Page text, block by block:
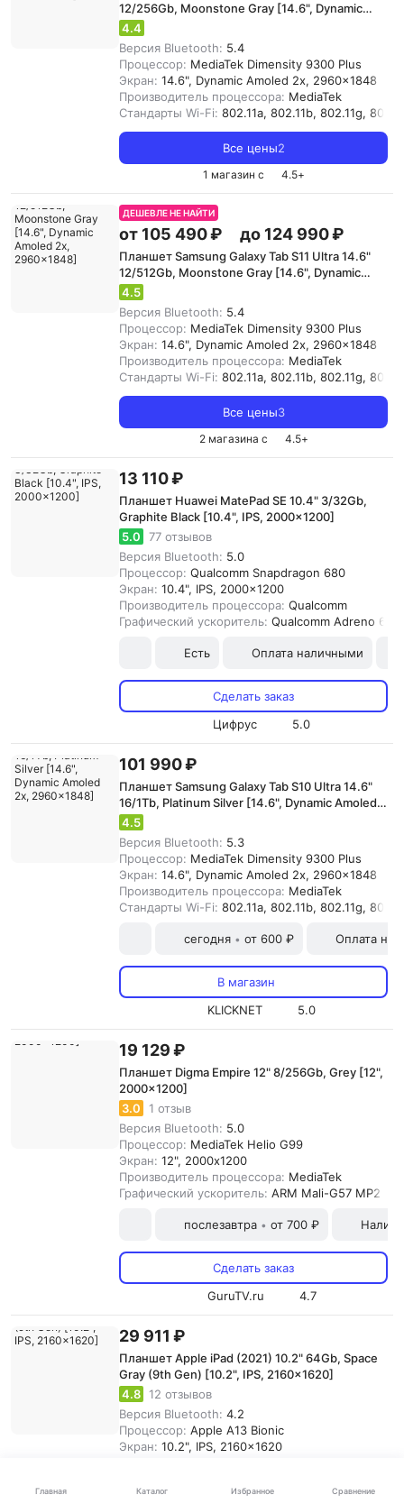
Главная Каталог Избранное Сравнение
12/256Gb, Moonstone Gray [14.6", Dynamic
Amoled 2x, 2960x1848]
4.4
Версия Bluetooth: 5.4
Процессор: MediaTek Dimensity 9300 Plus
Экран: 14.6", Dynamic Amoled 2x, 2960x1848
Производитель процессора: MediaTek
Стандарты Wi-Fi: 802.11a, 802.11b, 802.11g,
Все цены2
1 магазин с 4.5+
ДЕШЕВЛЕ НЕ НАЙТИ
от 105 490 ₽ до 124 990 ₽
Планшет Samsung Galaxy Tab S11 Ultra 14.6"
12/512Gb, Moonstone Gray [14.6", Dynamic
Amoled 2x, 2960x1848]
4.5
Версия Bluetooth: 5.4
Процессор: MediaTek Dimensity 9300 Plus
Экран: 14.6", Dynamic Amoled 2x, 2960x1848
Производитель процессора: MediaTek
Стандарты Wi-Fi: 802.11a, 802.11b, 802.11g,
Все цены3
2 магазина с 4.5+
13 110 ₽
Планшет Huawei MatePad SE 10.4" 3/32Gb,
Graphite Black [10.4", IPS, 2000x1200]
5.0
77 отзывов
Версия Bluetooth: 5.0
Процессор: Qualcomm Snapdragon 680
Экран: 10.4", IPS, 2000x1200
Производитель процессора: Qualcomm
Графический ускоритель: Qualcomm Adreno 610
Есть Оплата наличными
Сделать заказ
Цифрус
5.0
101 990 ₽
Планшет Samsung Galaxy Tab S10 Ultra 14.6"
16/1Tb, Platinum Silver [14.6", Dynamic Amoled
2x, 2960x1848]
4.5
Версия Bluetooth: 5.3
Процессор: MediaTek Dimensity 9300 Plus
Экран: 14.6", Dynamic Amoled 2x, 2960x1848
Производитель процессора: MediaTek
Стандарты Wi-Fi: 802.11a, 802.11b, 802.11g,
сегодня • от 600 ₽ Оплата
В магазин
KLICKNET
5.0
19 129 ₽
Планшет Digma Empire 12" 8/256Gb, Grey [12",
2000x1200]
3.0
1 отзыв
Версия Bluetooth: 5.0
Процессор: MediaTek Helio G99
Экран: 12", 2000x1200
Производитель процессора: MediaTek
Графический ускоритель: ARM Mali-G57 MP2
послезавтра • от 700 ₽
Сделать заказ
GuruTV.ru
4.7
29 911 ₽
Планшет Apple iPad (2021) 10.2" 64Gb, Space
Gray (9th Gen) [10.2", IPS, 2160x1620]
4.8 12 отзывов
Версия Bluetooth: 4.2
Процессор: Apple A13 Bionic
Экран: 10.2", IPS, 2160x1620